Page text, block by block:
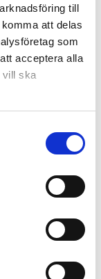
till
att delas
som
acceptera alla
vill ska